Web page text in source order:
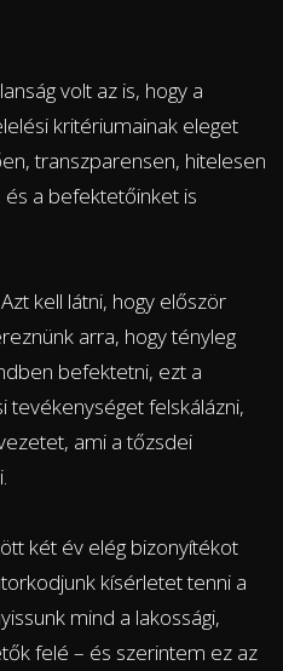
volt az is, hogy a
kritériumainak eleget
transzparensen, hitelesen
a befektetőinket is
Azt kell látni, hogy először
arra, hogy tényleg
befektetni, ezt a
tevékenységet felskálázni,
ami a tőzsdei
két év elég bizonyítékot
kísérletet tenni a
mind a lakossági,
felé – és szerintem ez az